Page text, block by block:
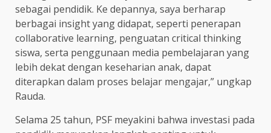
sebagai pendidik. Ke depannya, saya berharap
berbagai insight yang didapat, seperti penerapan
collaborative learning, penguatan critical thinking
siswa, serta penggunaan media pembelajaran yang
lebih dekat dengan keseharian anak, dapat
diterapkan dalam proses belajar mengajar,” ungkap
Rauda.
Selama 25 tahun, PSF meyakini bahwa investasi pada